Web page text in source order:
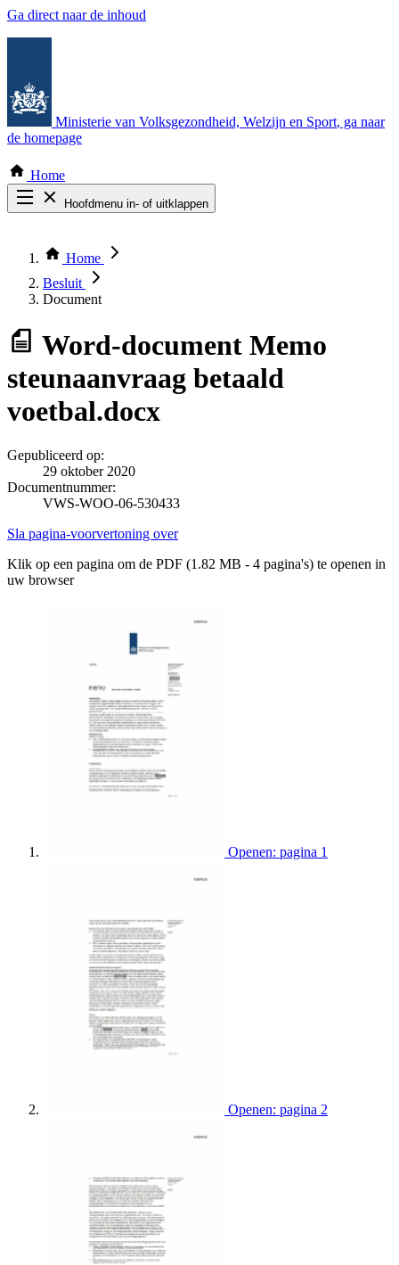
Ga direct naar de inhoud
Ministerie van Volksgezondheid, Welzijn en Sport, ga naar
de homepage
Home
Hoofdmenu in- of uitklappen
Thema COVID-19
Bekijk per bestuursorgaan
Home
Besluit
Document
Word-document Memo
steunaanvraag betaald
voetbal.docx
Gepubliceerd op:
29 oktober 2020
Documentnummer:
VWS-WOO-06-530433
Sla pagina-voorvertoning over
Klik op een pagina om de PDF (1.82 MB - 4 pagina's) te openen in
uw browser
Openen: pagina 1
Openen: pagina 2